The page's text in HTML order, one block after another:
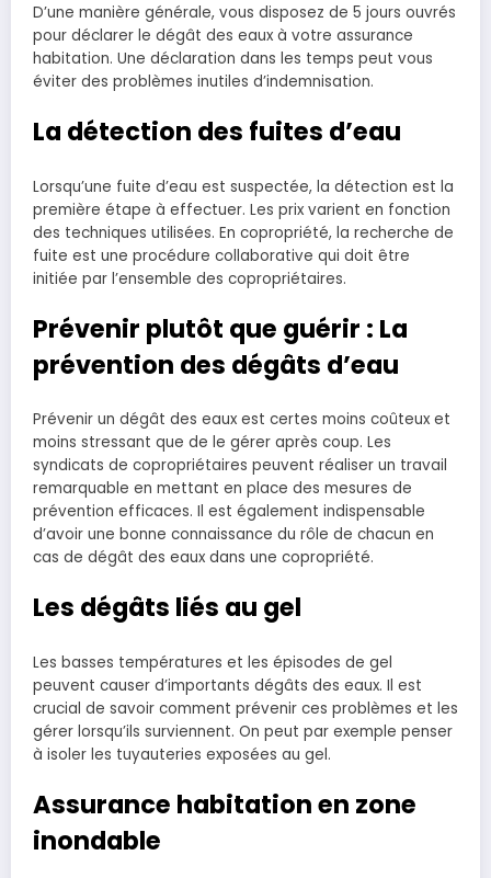
D’une manière générale, vous disposez de 5 jours ouvrés
pour déclarer le dégât des eaux à votre assurance
habitation. Une déclaration dans les temps peut vous
éviter des problèmes inutiles d’indemnisation.
La détection des fuites d’eau
Lorsqu’une fuite d’eau est suspectée, la détection est la
première étape à effectuer. Les prix varient en fonction
des techniques utilisées. En copropriété, la recherche de
fuite est une procédure collaborative qui doit être
initiée par l’ensemble des copropriétaires.
Prévenir plutôt que guérir : La
prévention des dégâts d’eau
Prévenir un dégât des eaux est certes moins coûteux et
moins stressant que de le gérer après coup. Les
syndicats de copropriétaires peuvent réaliser un travail
remarquable en mettant en place des mesures de
prévention efficaces. Il est également indispensable
d’avoir une bonne connaissance du rôle de chacun en
cas de dégât des eaux dans une copropriété.
Les dégâts liés au gel
Les basses températures et les épisodes de gel
peuvent causer d’importants dégâts des eaux. Il est
crucial de savoir comment prévenir ces problèmes et les
gérer lorsqu’ils surviennent. On peut par exemple penser
à isoler les tuyauteries exposées au gel.
Assurance habitation en zone
inondable